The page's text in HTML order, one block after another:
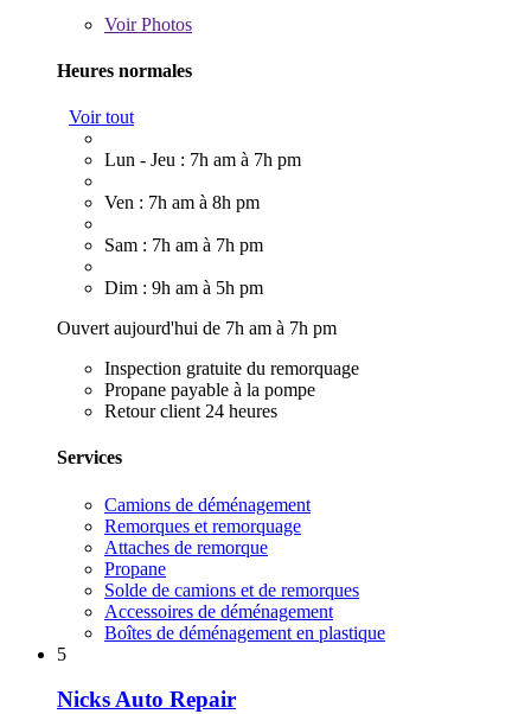
VoirPhotos
Heures normales
Voir tout
Lun - Jeu : 7h am à 7h pm
Ven : 7h am à 8h pm
Sam : 7h am à 7h pm
Dim : 9h am à 5h pm
Ouvert aujourd'hui de 7h am à 7h pm
Inspection gratuite du remorquage
Propane payable à la pompe
Retour client 24 heures
Services
Camions de déménagement
Remorques et remorquage
Attaches de remorque
Propane
Solde de camions et de remorques
Accessoires de déménagement
Boîtes de déménagement en plastique
5
Nicks Auto Repair